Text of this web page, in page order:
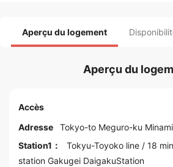
Aperçu du logement
Aperçu du
Accès
Adresse
Tokyo-to Meguro-ku Minami
Station1：
Tokyu-Toyoko line / 18
station Gakugei DaigakuStation